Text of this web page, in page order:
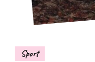
Sport